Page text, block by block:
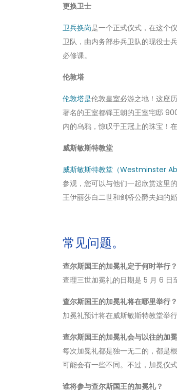
更换卫士
卫兵换岗是一个正式仪式，在这个
卫队，由内务部步兵卫队的现役士
必修课。
伦敦塔
伦敦塔是伦敦皇室必游之地！这座
著名的王室都铎王朝的王室宅邸
内的乌鸦，惊叹于王冠上的珠宝！
威斯敏斯特教堂
威斯敏斯特教堂（Westminster
参观，您可以与他们一起欣赏这里
王伊丽莎白二世和剑桥公爵夫妇的
常见问题。
查尔斯国王的加冕礼定于何时举行？
查理三世加冕礼的日期是 5 月 6 日
查尔斯国王的加冕礼将在哪里举行？
加冕礼预计将在威斯敏斯特教堂举
查尔斯国王的加冕礼会与以往的加
每次加冕礼都是独一无二的，都是
可能会有一些不同。不过，加冕仪
谁将参与查尔斯国王的加冕礼？